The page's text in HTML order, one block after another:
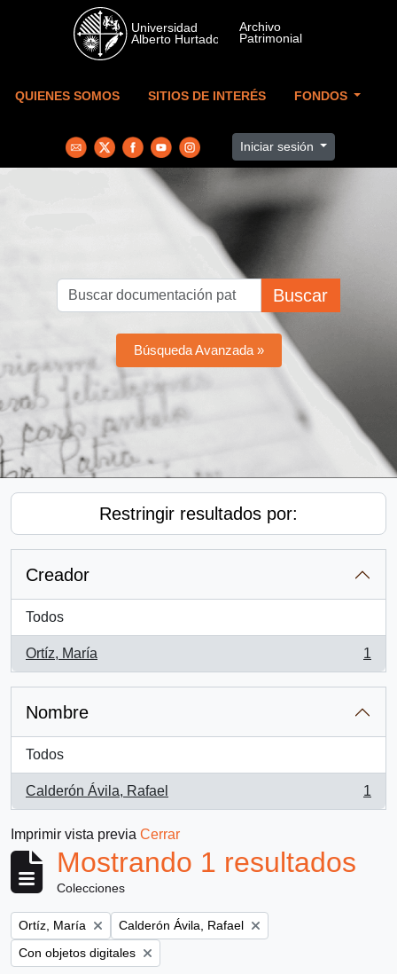
Skip to main content
QUIENES SOMOS SITIOS DE INTERÉS FONDOS
Iniciar sesión
Buscar
Búsqueda Avanzada »
Restringir resultados por:
Creador
Todos
Ortíz, María
, 1 resultados
1
Nombre
Todos
Calderón Ávila, Rafael
, 1 resultados
1
Imprimir vista previa Cerrar
Mostrando 1 resultados
Colecciones
Remove filter:
Ortíz, María Remove filter:
Calderón Ávila, Rafael
Remove filter:
Con objetos digitales